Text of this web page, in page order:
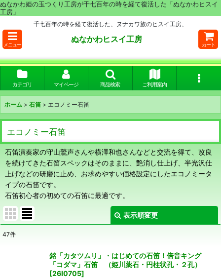
ぬなかわ姫の玉つくり工房が千七百年の時を経て復活した「ぬなかわヒスイ
工房」
千七百年の時を経て復活した、ヌナカワ族のヒスイ工房、
メニュー
ぬなかわヒスイ工房
カート
カテゴリ マイページ 商品検索 ご利用案内
ホーム > 石笛 > エコノミー石笛
エコノミー石笛
石笛演奏家の守山鷲声さんや横澤和也さんなどと交流を得て、改良
を続けてきた石笛スペックはそのままに、艶消し仕上げ、半光沢仕
上げなどの研磨に止め、お求めやすい価格設定にしたエコノミータ
イプの石笛です。
石笛初心者の初めての石笛に最適です。
表示順変更
47件
銘「カタツムリ」・はじめての石笛！倍音キング
「コダマ」石笛 （姫川薬石・円柱状孔・２孔）
[26I0705]